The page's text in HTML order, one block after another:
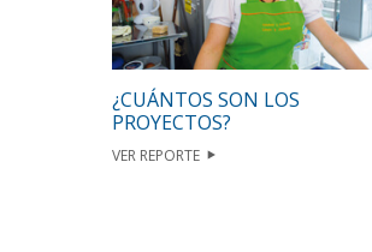
¿CUÁNTOS SON LOS
PROYECTOS?
VER REPORTE